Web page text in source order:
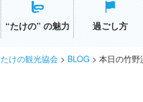
“たけの” の魅力 過ごし方
たけの観光協会 > BLOG > 本日の竹野